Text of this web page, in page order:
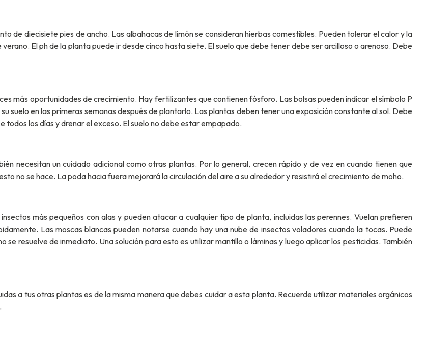
de diecisiete pies de ancho. Las albahacas de limón se consideran hierbas comestibles. Pueden tolerar el calor y la
El ph de la planta puede ir desde cinco hasta siete. El suelo que debe tener debe ser arcilloso o arenoso. Debe
más oportunidades de crecimiento. Hay fertilizantes que contienen fósforo. Las bolsas pueden indicar el símbolo P
suelo en las primeras semanas después de plantarlo. Las plantas deben tener una exposición constante al sol. Debe
todos los días y drenar el exceso. El suelo no debe estar empapado.
necesitan un cuidado adicional como otras plantas. Por lo general, crecen rápido y de vez en cuando tienen que
no se hace. La poda hacia fuera mejorará la circulación del aire a su alrededor y resistirá el crecimiento de moho.
más pequeños con alas y pueden atacar a cualquier tipo de planta, incluidas las perennes. Vuelan prefieren
Las moscas blancas pueden notarse cuando hay una nube de insectos voladores cuando la tocas. Puede
resuelve de inmediato. Una solución para esto es utilizar mantillo o láminas y luego aplicar los pesticidas. También
a tus otras plantas es de la misma manera que debes cuidar a esta planta. Recuerde utilizar materiales orgánicos